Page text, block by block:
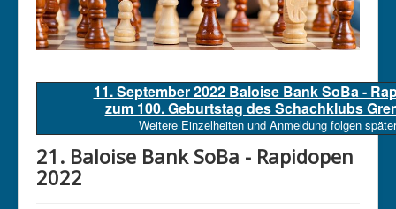
11. September 2022 Baloise Bank SoBa -
zum 100. Geburtstag des Schachklubs
Weitere Einzelheiten und Anmeldung folgen
21. Baloise Bank SoBa - Rapidopen
2022